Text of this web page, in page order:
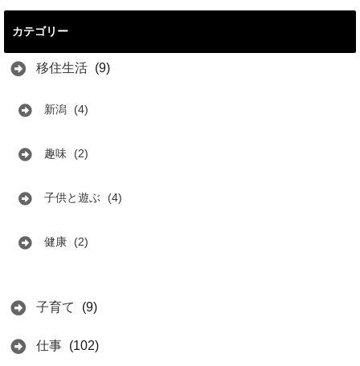
カテゴリー
移住生活 (9)
新潟 (4)
趣味 (2)
子供と遊ぶ (4)
健康 (2)
子育て (9)
仕事 (102)